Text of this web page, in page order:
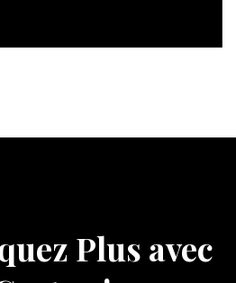
Plus avec